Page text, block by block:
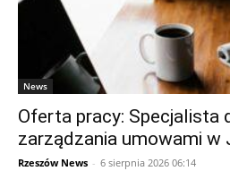
News
Oferta pracy: Specjalista
zarządzania umowami w
Rzeszów News - 6 sierpnia 2026 06:14